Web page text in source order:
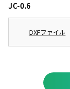
JC-0.6
DXFファイル